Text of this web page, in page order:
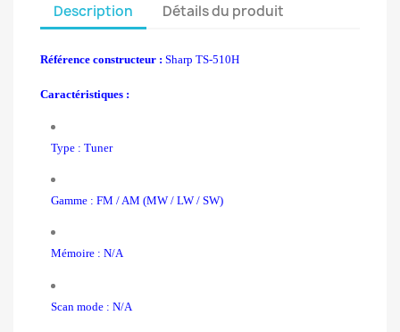
Description Détails du produit
Référence constructeur : Sharp TS-510H
Caractéristiques :
Type : Tuner
Gamme : FM / AM (MW / LW / SW)
Mémoire : N/A
Scan mode : N/A